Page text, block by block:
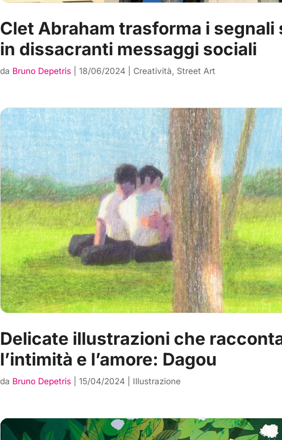
Clet Abraham trasforma i segnali
in dissacranti messaggi sociali
da Bruno Depetris |18/06/2024 Creatività, Street Art
Delicate illustrazioni che
l’intimità e l’amore: Dagou
da Bruno Depetris |15/04/2024 Illustrazione